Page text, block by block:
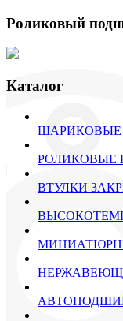
Роликовый
Каталог
РОЛИКОВЫЕ
ВТУЛКИ